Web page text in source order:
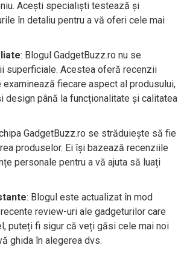
Acești specialiști testează și
în detaliu pentru a vă oferi cele mai
: Blogul GadgetBuzz.ro nu se
superficiale. Acestea oferă recenzii
examinează fiecare aspect al produsului,
design până la funcționalitate și calitatea
GadgetBuzz.ro se străduiește să fie
produselor. Ei își bazează recenziile
personale pentru a vă ajuta să luați
: Blogul este actualizat în mod
review-uri ale gadgeturilor care
puteți fi sigur că veți găsi cele mai noi
ghida în alegerea dvs.